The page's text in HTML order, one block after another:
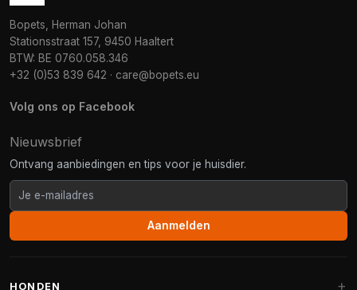
Bopets, Herman Johan
Stationsstraat 157, 9450 Haaltert
BTW: BE 0760.058.346
+32 (0)53 839 642 · care@bopets.eu
Volg ons op Facebook
Nieuwsbrief
Ontvang aanbiedingen en tips voor je huisdier.
Aanmelden
HONDEN